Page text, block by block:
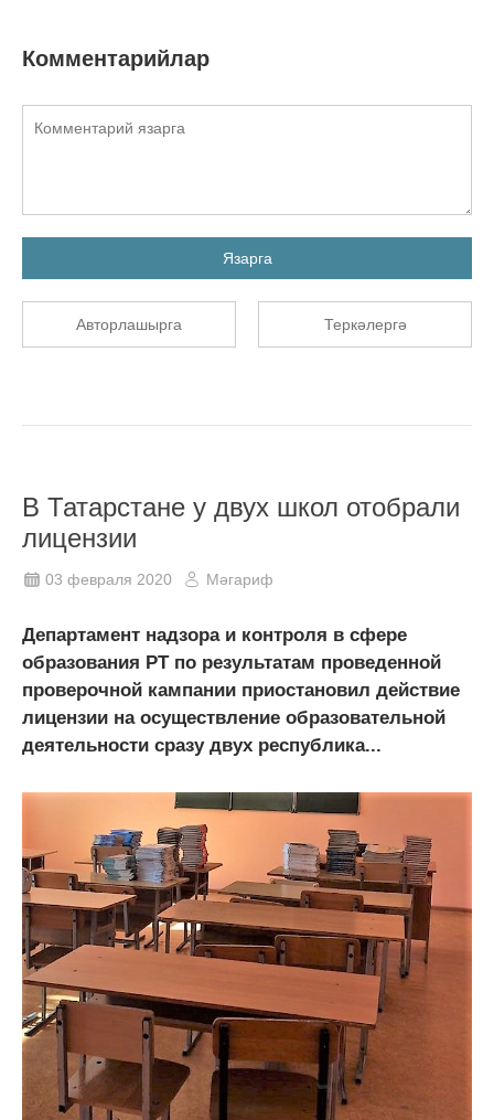
Комментарийлар
Язарга
Авторлашырга Теркәлергә
В Татарстане у двух школ отобрали
лицензии
03 февраля 2020 Мәгариф
Департамент надзора и контроля в сфере
образования РТ по результатам проведенной
проверочной кампании приостановил действие
лицензии на осуществление образовательной
деятельности сразу двух республика...